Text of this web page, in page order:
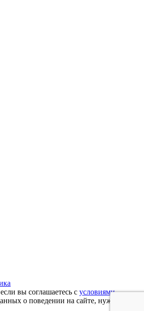
вы соглашаетесь с условиями
о поведении на сайте, нужных нам